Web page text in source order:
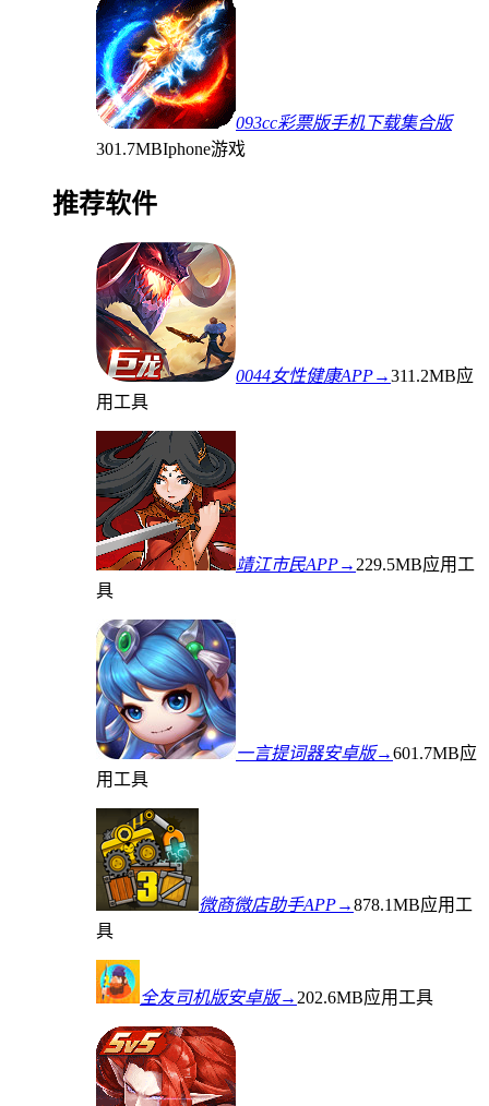
093cc彩票版手机下载集合版
301.7MBIphone游戏
推荐软件
0044女性健康APP→311.2MB应
用工具
靖江市民APP→ 229.5MB应用工
具
一言提词器安卓版→601.7MB应
用工具
微商微店助手APP→878.1MB应用工
具
全友司机版安卓版→ 202.6MB应用工具